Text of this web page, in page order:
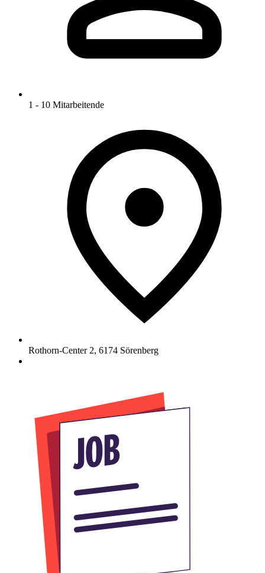
1 - 10 Mitarbeitende
Rothorn-Center 2, 6174 Sörenberg